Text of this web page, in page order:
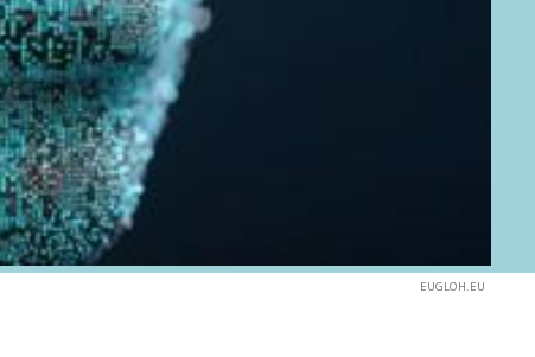
EUGLOH.EU